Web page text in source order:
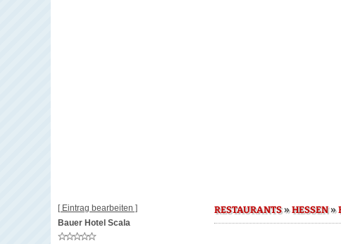
[ Eintrag bearbeiten ]
Bauer Hotel Scala
RESTAURANTS»HESSEN»